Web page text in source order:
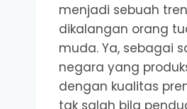
menjadi sebuah
dikalangan orang
muda. Ya, sebagai
negara yang
dengan kualitas
tak salah bila